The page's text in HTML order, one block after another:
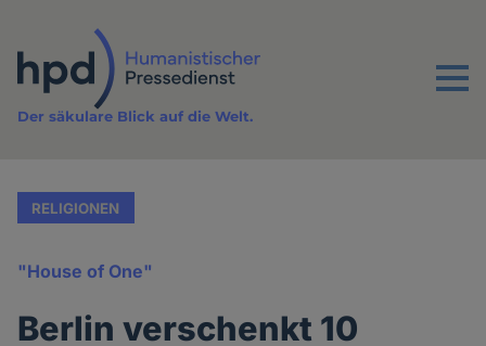
Inhalt
Menu
Der säkulare Blick auf die Welt.
RELIGIONEN
"House of One"
Berlin verschenkt 10